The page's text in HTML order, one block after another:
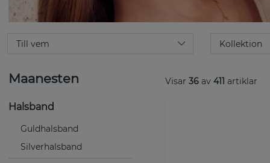
Maanesten
Halsband
Guldhalsband
Silverhalsband
Visar 36 av 411 artiklar